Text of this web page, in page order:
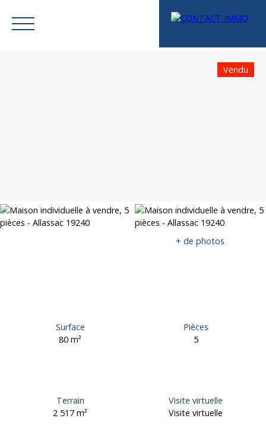
Mes favoris Espace vendeur Estimation
Vendu
+ de photos
Surface
80m²
Pièces
5
Terrain
2 517m²
Visite virtuelle
Visite virtuelle